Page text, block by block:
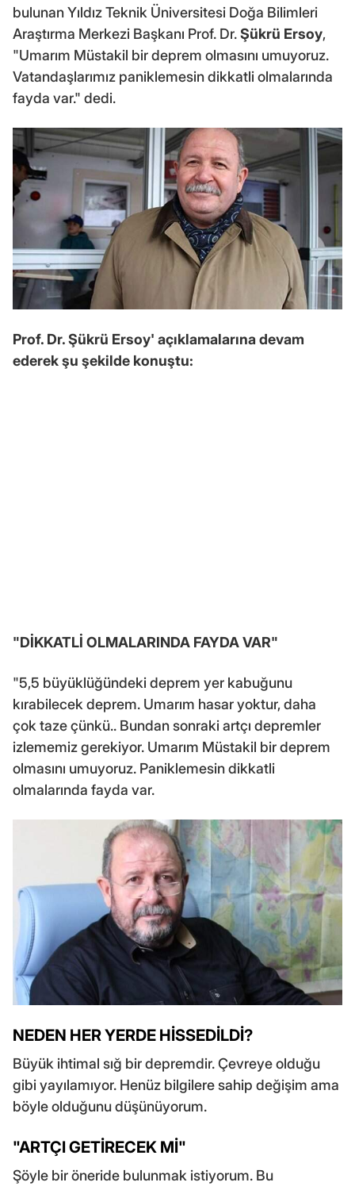
bulunan Yıldız Teknik Üniversitesi Doğa Bilimleri
Araştırma Merkezi Başkanı Prof. Dr.Şükrü Ersoy,
"Umarım Müstakil bir deprem olmasını umuyoruz.
Vatandaşlarımız paniklemesin dikkatli olmalarında
fayda var." dedi.
Prof. Dr. Şükrü Ersoy' açıklamalarına devam
ederek şu şekilde konuştu:
"DİKKATLİ OLMALARINDA FAYDA VAR"
"5,5 büyüklüğündeki deprem yer kabuğunu
kırabilecek deprem. Umarım hasar yoktur, daha
çok taze çünkü.. Bundan sonraki artçı depremler
izlememiz gerekiyor. Umarım Müstakil bir deprem
olmasını umuyoruz. Paniklemesin dikkatli
olmalarında fayda var.
NEDEN HER YERDE HİSSEDİLDİ?
Büyük ihtimal sığ bir depremdir. Çevreye olduğu
gibi yayılamıyor. Henüz bilgilere sahip değişim ama
böyle olduğunu düşünüyorum.
"ARTÇI GETİRECEK Mİ"
Şöyle bir öneride bulunmak istiyorum. Bu